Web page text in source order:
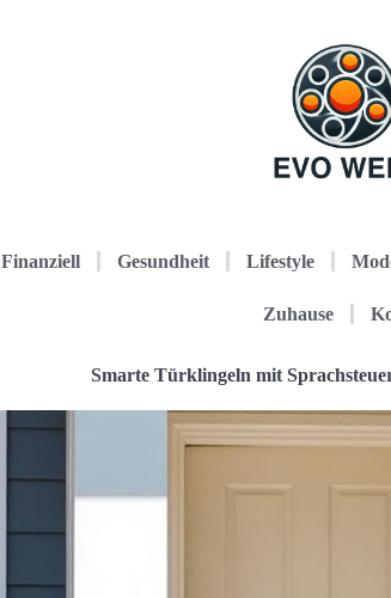
Finanziell Gesundheit Lifestyle
Zuhause
Smarte Türklingeln mit